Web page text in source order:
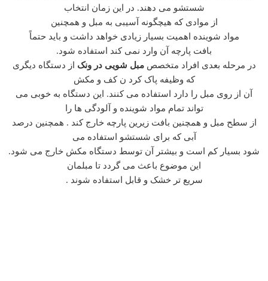
شستشو می دهند. در این زمان انتخاب
از موادی که هیچگونه آسیبی به مبل و همچنین
مواد شوینده اهمیت بسیار زیادی خواهد داشت و باید حتماً
بافت پارچه آن وارد نمی کند استفاده شود.
در مرحله بعدی افراد متخصص مبل شویی در ونک از دستگاه دیگری
که وظیفه پاک کرد ن کف و مکش
آن از روی مبل را دارد استفاده می کنند. این دستگاه به خوبی می
تواند تمام مواد شوینده و آلودگی ها را
از سطح مبل و همچنین بافت زیرین پارچه خارج کند . همچنین درصد
آبی که برای شستشو استفاده می
شود بسیار کم است و بیشتر آن توسط دستگاه مکش خارج می شود.
این موضوع باعث می گردد تا مبلمان
سریع تر خشک و قابل استفاده شوند .